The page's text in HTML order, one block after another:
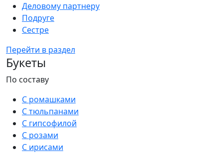
Деловому партнеру
Подруге
Сестре
Перейти в раздел
Букеты
По составу
С ромашками
С тюльпанами
С гипсофилой
С розами
С ирисами